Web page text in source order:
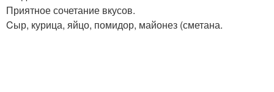
Приятное сочетание вкусов.
Cыр, курица, яйцо, помидор, майонез (сметана.